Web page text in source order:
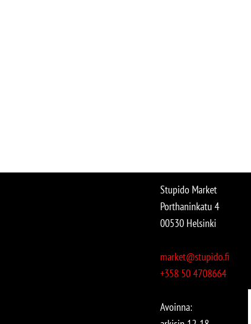
Stupido Market
Porthaninkatu 4
00530 Helsinki
market@stupido.fi
+358 50 4708664
Avoinna: